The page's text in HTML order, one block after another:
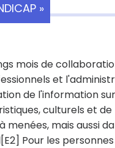
»
mois de
et
de l'information
culturels et
menées, mais aussi
Pour les